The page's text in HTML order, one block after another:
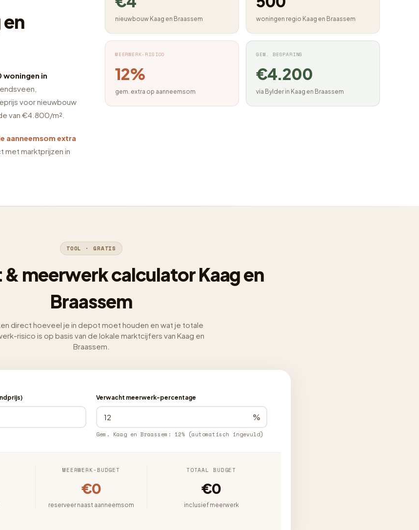
woningen in
voor nieuwbouw
van €4.800/m².
aanneemsom extra
met marktprijzen in
nieuwbouw Kaag en Braassem woningen regio Kaag en Braassem
MEERWERK-RISICO
12%
gem. extra op aanneemsom
GEM. BESPARING
€4.200
via Bylder in Kaag en Braassem
TOOL · GRATIS
meerwerk calculator Kaag en
Braassem
direct hoeveel je in depot moet houden en wat je totale
risico is op basis van de lokale marktcijfers van Kaag en
Braassem.
Verwacht meerwerk-percentage
%
Gem. Kaag en Braassem: 12% (automatisch ingevuld)
MEERWERK-BUDGET
€0
reserveer naast aanneemsom
TOTAAL BUDGET
€0
inclusief meerwerk